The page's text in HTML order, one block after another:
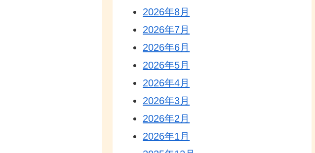
2026年8月
2026年7月
2026年6月
2026年5月
2026年4月
2026年3月
2026年2月
2026年1月